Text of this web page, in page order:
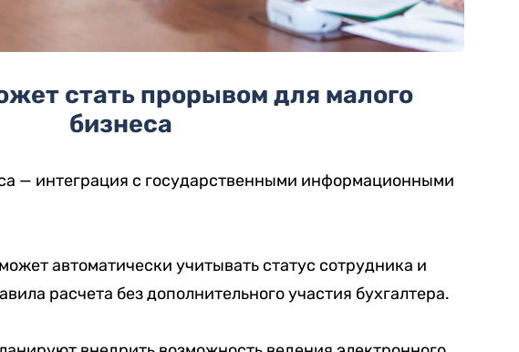
стать прорывом для малого
бизнеса
— интеграция с государственными информационными
автоматически учитывать статус сотрудника и
расчета без дополнительного участия бухгалтера.